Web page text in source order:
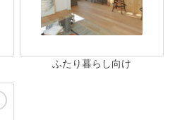
ふたり暮らし向け